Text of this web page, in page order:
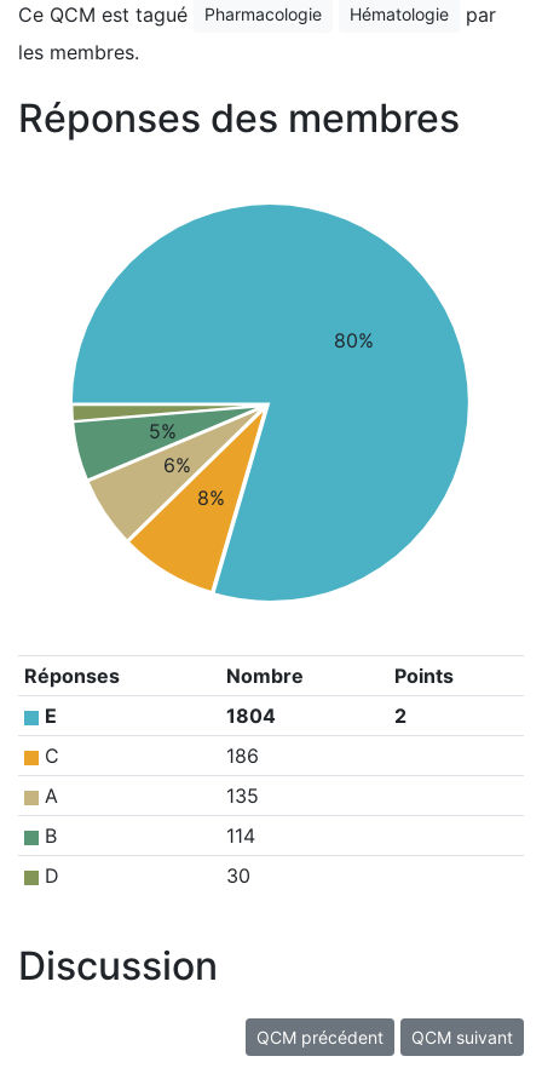
Ce QCM est tagué Pharmacologie Hématologie
par
les membres.
Réponses des membres
80%
8%
6%
5%
Réponses Nombre
Points
E
1804
2
C
186
A
135
B
114
D
30
Discussion
QCM précédent QCM suivant